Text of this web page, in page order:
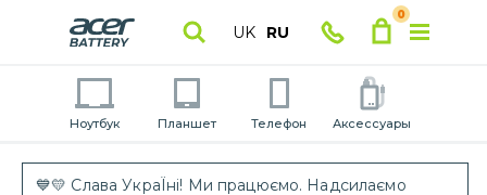
💙💛 Слава УкраЇні! Ми працюємо. Надсилаємо
UK RU
0
Ноутбук Планшет Телефон Аксессуары